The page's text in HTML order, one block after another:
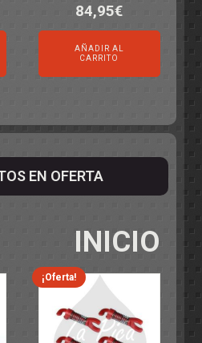
84,95€
AÑADIR AL
CARRITO
EN OFERTA
INICIO
¡Oferta!